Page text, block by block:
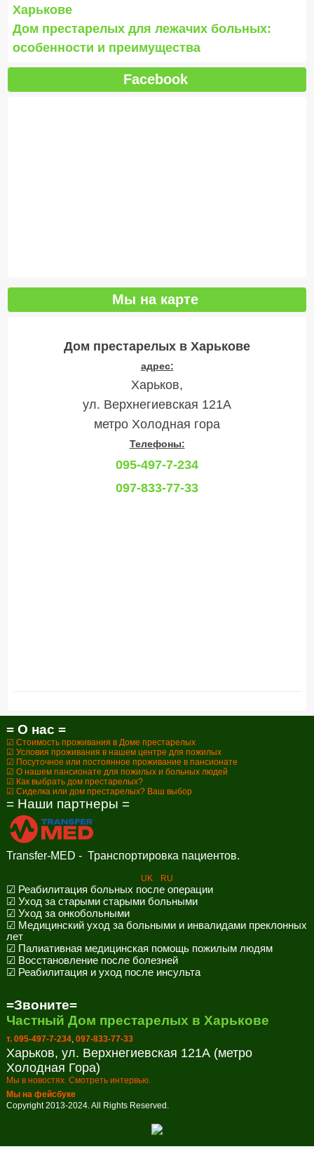
Харькове
Дом престарелых для лежачих больных:
особенности и преимущества
Facebook
Мы на карте
Дом престарелых в Харькове
адрес:
Харьков,
ул. Верхнегиевская 121А
метро Холодная гора
Телефоны:
095-497-7-234
097-833-77-33
= О нас =
☑ Стоимость проживания в Доме престарелых
☑ Условия проживания в нашем центре для пожилых
☑ Посуточное или постоянное проживание в пансионате
☑ О нашем пансионате для пожилых и больных людей
☑ Как выбрать дом престарелых?
☑ Сиделка или дом престарелых? Ваш выбор
= Наши партнеры =
Transfer-MED - Транспортировка пациентов.
UK RU
☑ Реабилитация больных после операции
☑ Уход за старыми старыми больными
☑ Уход за онкобольными
☑ Медицинский уход за больными и инвалидами преклонных
лет
☑ Палиативная медицинская помощь пожилым людям
☑ Восстановление после болезней
☑ Реабилитация и уход после инсульта
=Звоните=
Частный Дом престарелых в Харькове
т. 095-497-7-234, 097-833-77-33
Харьков, ул. Верхнегиевская 121А (метро
Холодная Гора)
Мы в новостях. Смотреть интервью.
Мы на фейсбуке
Copyright 2013-2024. All Rights Reserved.